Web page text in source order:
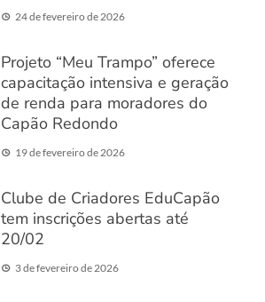
24 de fevereiro de 2026
Projeto “Meu Trampo” oferece
capacitação intensiva e geração
de renda para moradores do
Capão Redondo
19 de fevereiro de 2026
Clube de Criadores EduCapão
tem inscrições abertas até
20/02
3 de fevereiro de 2026